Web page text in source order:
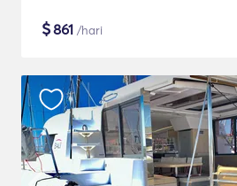
$861 /hari